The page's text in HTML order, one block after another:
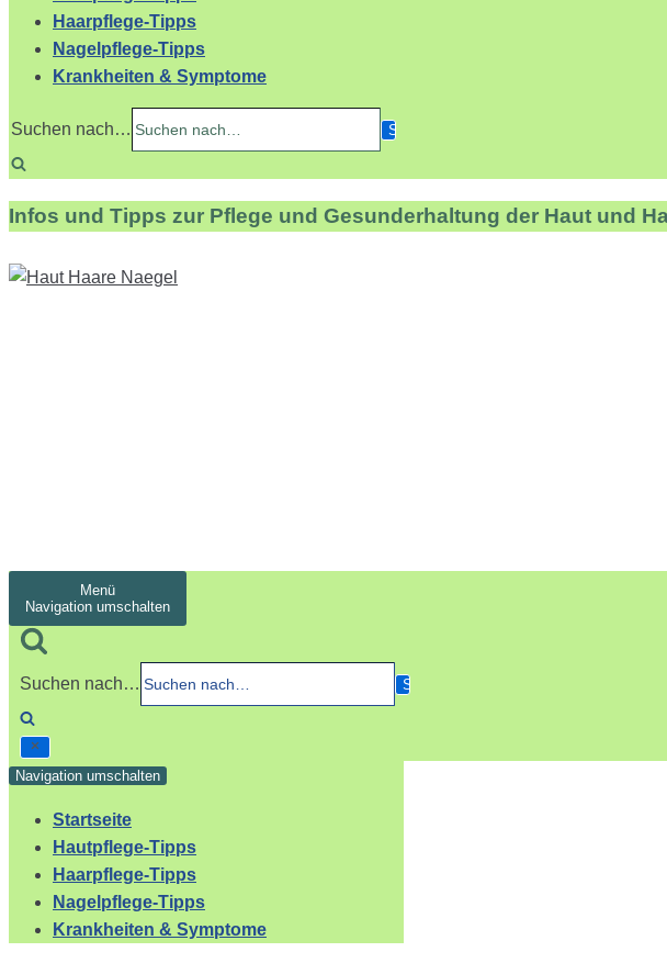
Haarpflege-Tipps
Nagelpflege-Tipps
Krankheiten & Symptome
Suchen nach…
Infos und Tipps zur Pflege und Gesunderhaltung der Haut und
Menü
Navigation umschalten
Suchen nach…
Navigation umschalten
Startseite
Hautpflege-Tipps
Haarpflege-Tipps
Nagelpflege-Tipps
Krankheiten & Symptome